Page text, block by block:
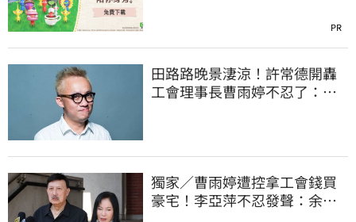
PR
田路路晚景淒涼！許常德開轟
工會理事長曹雨婷不忍了：別
獨家／曹雨婷遭控拿工會錢買
豪宅！李亞萍不忍發聲：余天